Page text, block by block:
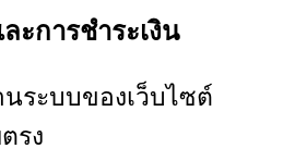
ะการชำระเงิน
ระบบของเว็บไซต์
รง